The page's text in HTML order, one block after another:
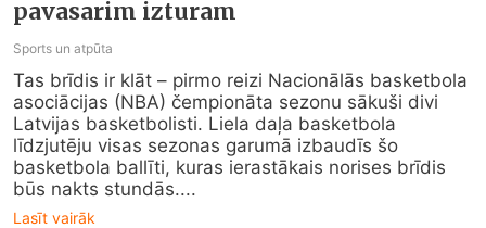
pavasarim izturam
Sports un atpūta
Tas brīdis ir klāt – pirmo reizi Nacionālās basketbola
asociācijas (NBA) čempionāta sezonu sākuši divi
Latvijas basketbolisti. Liela daļa basketbola
līdzjutēju visas sezonas garumā izbaudīs šo
basketbola ballīti, kuras ierastākais norises brīdis
būs nakts stundās....
Lasīt vairāk